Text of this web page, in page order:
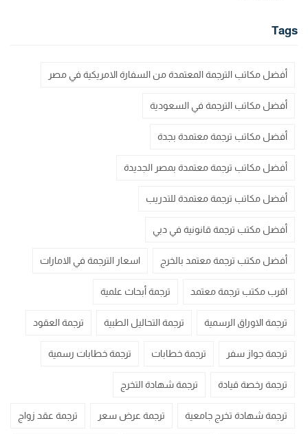
Tags
أفضل مكاتب الترجمة المعتمدة من السفارة الامريكية في مصر
أفضل مكاتب الترجمة في السعودية
أفضل مكاتب ترجمة معتمدة بجدة
أفضل مكاتب ترجمة معتمدة بمصر الجديدة
أفضل مكاتب ترجمة معتمدة للتدريب
أفضل مكتب ترجمة قانونية في دبي
أفضل مكتب ترجمة معتمد بالخرج اسعار الترجمة في الامارات
اقرب مكتب ترجمة معتمد ترجمة أبحاث علمية
ترجمة الاوراق الرسمية ترجمة التحاليل الطبية ترجمة العقود
ترجمة جواز سفر ترجمة خطابات ترجمة خطابات رسمية
ترجمة رخصة قيادة ترجمة شهادة التخرج
ترجمة شهادة تخرج جامعية ترجمة عرض سعر ترجمة عقد زواج